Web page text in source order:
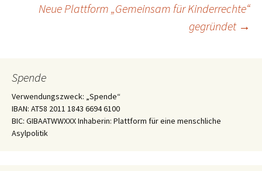
Neue Plattform „Gemeinsam für Kinderrechte“
gegründet →
Spende
Verwendungszweck: „Spende“
IBAN: AT58 2011 1843 6694 6100
BIC: GIBAATWWXXX Inhaberin: Plattform für eine menschliche
Asylpolitik